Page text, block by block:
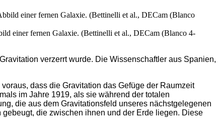
einer fernen Galaxie. (Bettinelli et al., DECam (Blanco 4-
verzerrt wurde. Die Wissenschaftler aus Spanien,
dass die Gravitation das Gefüge der Raumzeit
im Jahre 1919, als sie während der totalen
die aus dem Gravitationsfeld unseres nächstgelegenen
die zwischen ihnen und der Erde liegen. Diese